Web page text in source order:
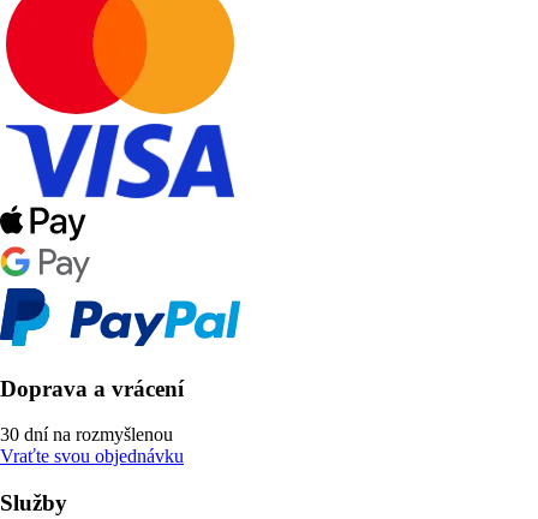
Doprava a vrácení
30 dní na rozmyšlenou
Vraťte svou objednávku
Služby